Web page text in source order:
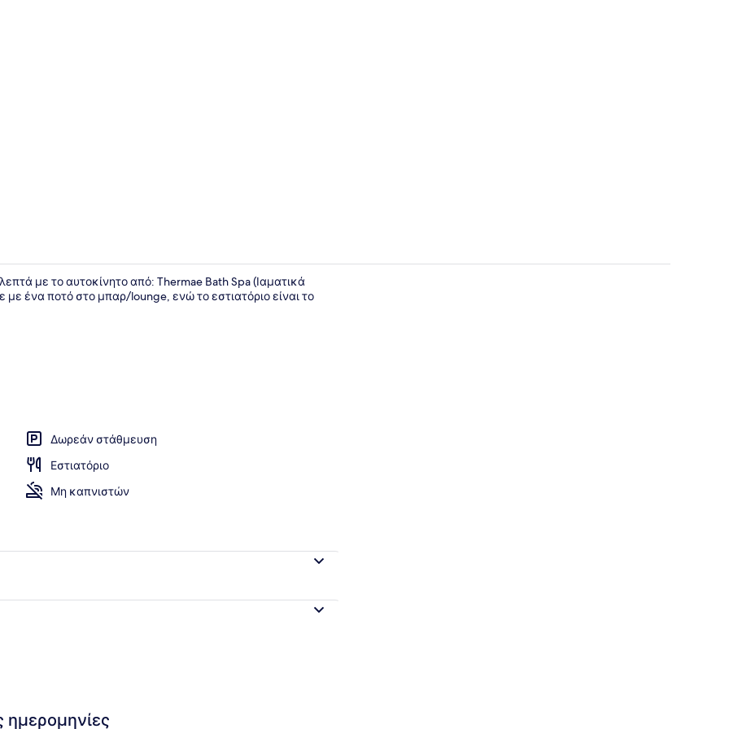
με το αυτοκίνητο από: Thermae Bath Spa (Ιαματικά
ένα ποτό στο μπαρ/lounge, ενώ το εστιατόριο είναι το
Δωρεάν στάθμευση
Εστιατόριο
Μη καπνιστών
ημερομηνίες